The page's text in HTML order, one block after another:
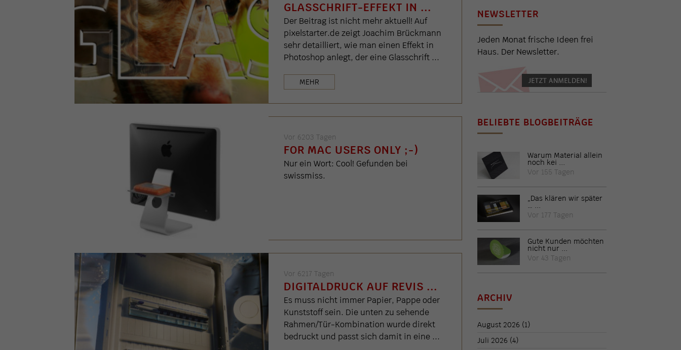
GLASSCHRIFT-EFFEKT IN ...
Der Beitrag ist nicht mehr aktuell! Auf
pixelstarter.de zeigt Joachim Brückmann
sehr detailliert, wie man einen Effekt in
Photoshop anlegt, der eine Glasschrift ...
MEHR
Vor 6203 Tagen
FOR MAC USERS ONLY ;-)
Nur ein Wort: Cool! Gefunden bei
swissmiss.
Vor 6217 Tagen
DIGITALDRUCK AUF REVIS ...
Es muss nicht immer Papier, Pappe oder
Kunststoff sein. Die unten zu sehende
Rahmen/Tür-Kombination wurde direkt
bedruckt und passt sich damit in eine ...
NEWSLETTER
Jeden Monat frische Ideen frei
Haus. Der Newsletter.
BELIEBTE BLOGBEITRÄGE
Warum Material allein
noch kei ...
Vor 155 Tagen
„Das klären wir später
… ...
Vor 177 Tagen
Gute Kunden möchten
nicht nur ...
Vor 43 Tagen
ARCHIV
August 2026 (1)
Juli 2026 (4)